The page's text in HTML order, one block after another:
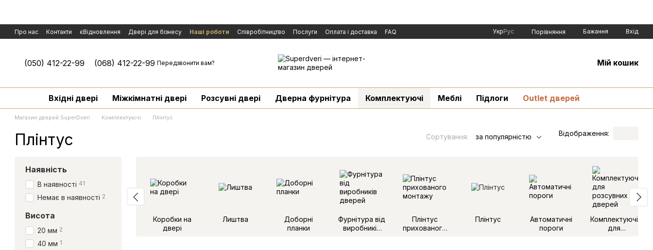
Про нас Контакти єВідновлення Двері для бізнесу Наші роботи Cпівробітництво Послуги Оплата і доставка
FAQ
Політика конфіденційності
Обмін та повернення Договір публічної оферти Бренди
Новини
УкрРус Порівняння Бажання Вхід
(050) 412-22-99 (068) 412-22-99 Передзвонити вам? Мій кошик
Вхідні двері Міжкімнатні двері Розсувні двері Дверна фурнітура Комплектуючі Меблі Підлоги Outlet дверей
Магазин дверей SuperDveri Комплектуючі Плінтус
Плінтус Сортування: за популярністю Відображення:
Коробки на
двері
Лиштва
Доборні
планки
Фурнітура від
виробників
Плінтус
прихованого
Плінтус
Автоматичні
пороги
Комплектуючі
для
Наявність
В наявності 41
Немає в наявності 2
Висота
20 мм 2
40 мм 1